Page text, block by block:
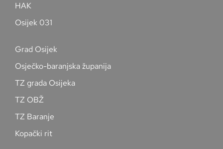
HAK
Osijek 031
Grad Osijek
Osječko-baranjska županija
TZ grada Osijeka
TZ OBŽ
TZ Baranje
Kopački rit